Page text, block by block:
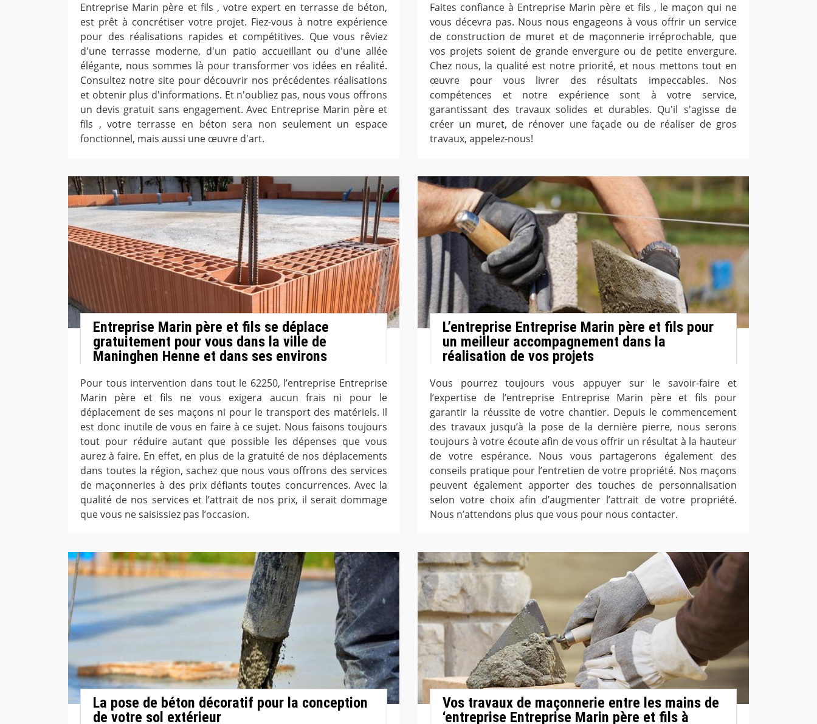
Entreprise Marin père et fils , votre expert en terrasse de béton,
est prêt à concrétiser votre projet. Fiez-vous à notre expérience
pour des réalisations rapides et compétitives. Que vous rêviez
d'une terrasse moderne, d'un patio accueillant ou d'une allée
élégante, nous sommes là pour transformer vos idées en réalité.
Consultez notre site pour découvrir nos précédentes réalisations
et obtenir plus d'informations. Et n'oubliez pas, nous vous offrons
un devis gratuit sans engagement. Avec Entreprise Marin père et
fils , votre terrasse en béton sera non seulement un espace
fonctionnel, mais aussi une œuvre d'art.
Faites confiance à Entreprise Marin père et fils , le maçon qui ne
vous décevra pas. Nous nous engageons à vous offrir un service
de construction de muret et de maçonnerie irréprochable, que
vos projets soient de grande envergure ou de petite envergure.
Chez nous, la qualité est notre priorité, et nous mettons tout en
œuvre pour vous livrer des résultats impeccables. Nos
compétences et notre expérience sont à votre service,
garantissant des travaux solides et durables. Qu'il s'agisse de
créer un muret, de rénover une façade ou de réaliser de gros
travaux, appelez-nous!
Entreprise Marin père et fils se déplace
gratuitement pour vous dans la ville de
Maninghen Henne et dans ses environs
Pour tous intervention dans tout le 62250, l’entreprise Entreprise
Marin père et fils ne vous exigera aucun frais ni pour le
déplacement de ses maçons ni pour le transport des matériels. Il
est donc inutile de vous en faire à ce sujet. Nous faisons toujours
tout pour réduire autant que possible les dépenses que vous
aurez à faire. En effet, en plus de la gratuité de nos déplacements
dans toutes la région, sachez que nous vous offrons des services
de maçonneries à des prix défiants toutes concurrences. Avec la
qualité de nos services et l’attrait de nos prix, il serait dommage
que vous ne saisissiez pas l’occasion.
L’entreprise Entreprise Marin père et fils pour
un meilleur accompagnement dans la
réalisation de vos projets
Vous pourrez toujours vous appuyer sur le savoir-faire et
l’expertise de l’entreprise Entreprise Marin père et fils pour
garantir la réussite de votre chantier. Depuis le commencement
des travaux jusqu’à la pose de la dernière pierre, nous serons
toujours à votre écoute afin de vous offrir un résultat à la hauteur
de votre espérance. Nous vous partagerons également des
conseils pratique pour l’entretien de votre propriété. Nos maçons
peuvent également apporter des touches de personnalisation
selon votre choix afin d’augmenter l’attrait de votre propriété.
Nous n’attendons plus que vous pour nous contacter.
La pose de béton décoratif pour la conception
de votre sol extérieur
Vos travaux de maçonnerie entre les mains de
‘entreprise Entreprise Marin père et fils à